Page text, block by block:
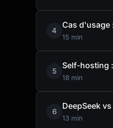
4
Cas d'usage
15 min
5
Self-hosting
18 min
6
DeepSeek
13 min